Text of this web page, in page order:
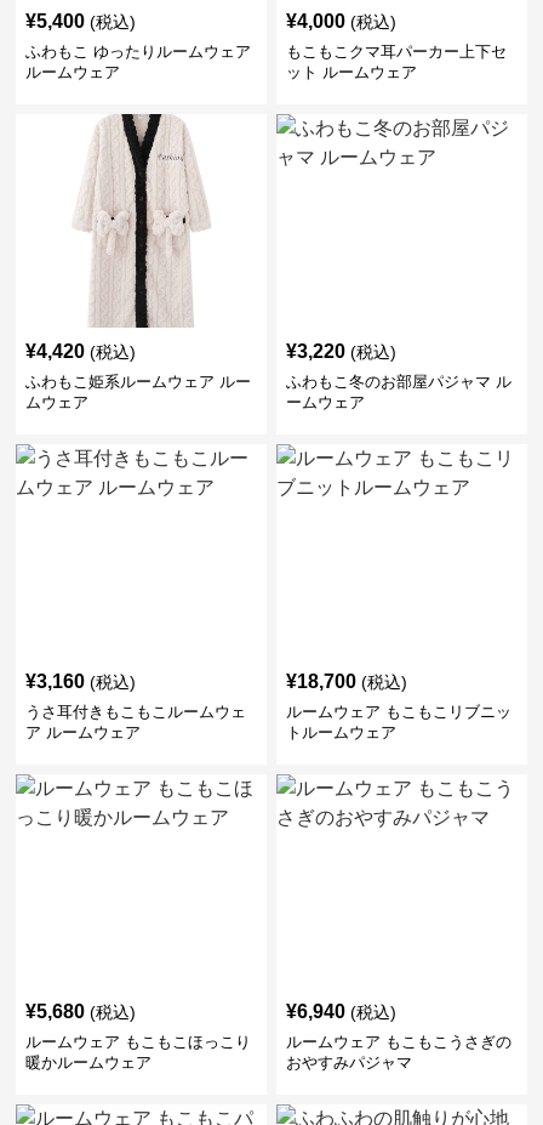
¥5,400 (税込)
ふわもこ ゆったりルームウェア
ルームウェア
¥4,000 (税込)
もこもこクマ耳パーカー上下セ
ット ルームウェア
¥4,420 (税込)
ふわもこ姫系ルームウェア ルー
ムウェア
¥3,220 (税込)
ふわもこ冬のお部屋パジャマ ル
ームウェア
¥3,160 (税込)
うさ耳付きもこもこルームウェ
ア ルームウェア
¥18,700 (税込)
ルームウェア もこもこリブニッ
トルームウェア
¥5,680 (税込)
ルームウェア もこもこほっこり
暖かルームウェア
¥6,940 (税込)
ルームウェア もこもこうさぎの
おやすみパジャマ